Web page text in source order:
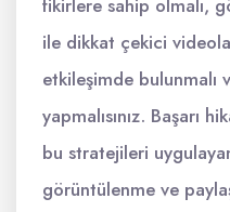
fikirlere sahip olmalı,
ile dikkat çekici
etkileşimde bulunmalı
yapmalısınız. Başarı
bu stratejileri
görüntülenme ve